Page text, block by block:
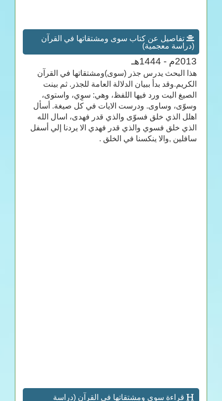
تفاصيل عن كتاب سوى ومشتقاتها في القرآن
(دراسة معجمية)
2013م - 1444هـ
هذا البحث يدرس جذر (سوى)ومشتقاتها في القرآن
الكريم.وقد بدأ ببيان الدلالة العامة للجذر. ثم بينت
الصيغ اليت ورد فيها اللفظ، وهي: سوِي، واستوى،
وسوّى، وساوى. ودرست الايات في كل صيغة. أسأل
اهلل الذي خلق فسوّى والذي قدر فهدى، اسال الله
الذي خلق فسوي والذي قدر فهدي الا يردنا إلي أسفل
سافلين ,والا ينكسنا في الخلق .
قراءة سوى ومشتقاتها في القرآن (دراسة